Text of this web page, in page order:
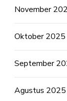
November
Oktober 2025
September
Agustus 2025